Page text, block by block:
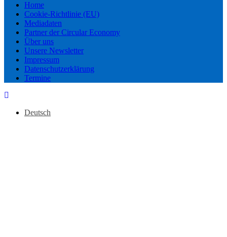
Home
Cookie-Richtlinie (EU)
Mediadaten
Partner der Circular Economy
Über uns
Unsere Newsletter
Impressum
Datenschutzerklärung
Termine
Deutsch